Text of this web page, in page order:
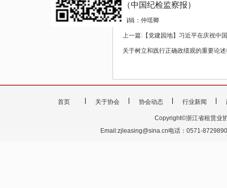
（中国纪检监察报）
编辑：仲瑶卿
上一篇: 【党建园地】习近平在庆祝中
关于树立和践行正确政绩观的重要论
首页 关于协会 协会动态 行业新闻
Copyright©浙江省租赁业
Email:zjleasing@sina.cn电话：0571-